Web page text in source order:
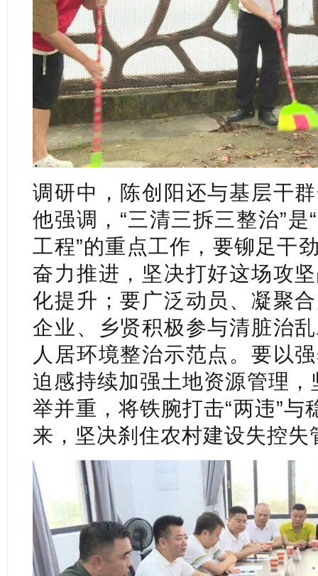
调研中，陈创阳还与基层干
他强调，“三清三拆三整治”
工程”的重点工作，要铆足干
奋力推进，坚决打好这场攻
化提升；要广泛动员、凝聚
企业、乡贤积极参与清脏治
人居环境整治示范点。要以
迫感持续加强土地资源管理，
举并重，将铁腕打击“两违”与
来，坚决刹住农村建设失控失